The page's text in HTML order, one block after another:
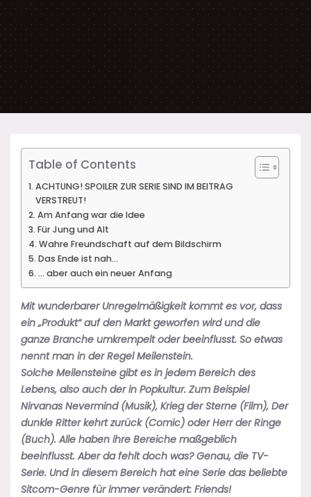
Table of Contents
ACHTUNG! SPOILER ZUR SERIE SIND IM BEITRAG
VERSTREUT!
Am Anfang war die Idee
Für Jung und Alt
Wahre Freundschaft auf dem Bildschirm
Das Ende ist nah…
… aber auch ein neuer Anfang
Mit wunderbarer Unregelmäßigkeit kommt es vor, dass
ein „Produkt“ auf den Markt geworfen wird und die
ganze Branche umkrempelt oder beeinflusst. So etwas
nennt man in der Regel Meilenstein.
Solche Meilensteine gibt es in jedem Bereich des
Lebens, also auch der in Popkultur. Zum Beispiel
Nirvanas Nevermind (Musik), Krieg der Sterne (Film), Der
dunkle Ritter kehrt zurück (Comic) oder Herr der Ringe
(Buch). Alle haben ihre Bereiche maßgeblich
beeinflusst. Aber da fehlt doch was? Genau, die TV-
Serie. Und in diesem Bereich hat eine Serie das beliebte
Sitcom-Genre für immer verändert: Friends!